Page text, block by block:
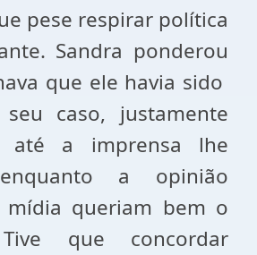
pese respirar política
Sandra ponderou
que ele havia sido
caso, justamente
até a imprensa lhe
a opinião
queriam bem o
que concordar